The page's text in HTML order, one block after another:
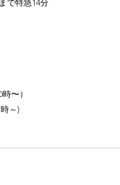
で特急14分
〜）
～)